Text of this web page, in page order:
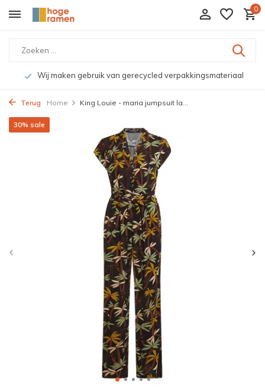
0
Bekijk de producten live in onze winkel in Deventer
Terug Home King Louie - maria jumpsuit la...
30% sale